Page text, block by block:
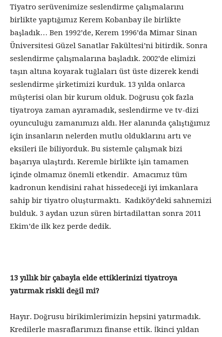
Tiyatro serüvenimize seslendirme çalışmalarını
birlikte yaptığımız Kerem Kobanbay ile birlikte
başladık… Ben 1992’de, Kerem 1996’da Mimar Sinan
Üniversitesi Güzel Sanatlar Fakültesi’ni bitirdik. Sonra
seslendirme çalışmalarına başladık. 2002’de elimizi
taşın altına koyarak tuğlaları üst üste dizerek kendi
seslendirme şirketimizi kurduk. 13 yılda onlarca
müşterisi olan bir kurum olduk. Doğrusu çok fazla
tiyatroya zaman ayıramadık, seslendirme ve tv-dizi
oyunculuğu zamanımızı aldı. Her alanında çalıştığımız
için insanların nelerden mutlu olduklarını artı ve
eksileri ile biliyorduk. Bu sistemle çalışmak bizi
başarıya ulaştırdı. Keremle birlikte işin tamamen
içinde olmamız önemli etkendir. Amacımız tüm
kadronun kendisini rahat hissedeceği iyi imkanlara
sahip bir tiyatro oluşturmaktı. Kadıköy’deki sahnemizi
bulduk. 3 aydan uzun süren birtadilattan sonra 2011
Ekim’de ilk kez perde dedik.
13 yıllık bir çabayla elde ettiklerinizi tiyatroya
yatırmak riskli değil mi?
Hayır. Doğrusu birikimlerimizin hepsini yatırmadık.
Kredilerle masraflarımızı finanse ettik. İkinci yıldan